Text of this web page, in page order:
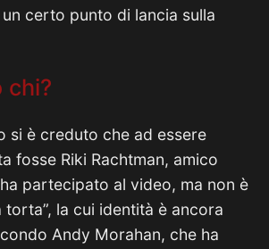
certo punto di lancia sulla
chi?
si è creduto che ad essere
fosse Riki Rachtman, amico
partecipato al video, ma non è
torta”, la cui identità è ancora
Andy Morahan, che ha